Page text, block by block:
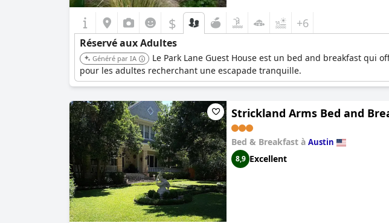
$ +6
Réservé aux Adultes
Généré par IA
Le Park Lane Guest House est un bed and breakfast qui
pour les adultes recherchant une escapade tranquille.
Strickland Arms Bed and
Bed & Breakfast à Austin
8,9 Excellent